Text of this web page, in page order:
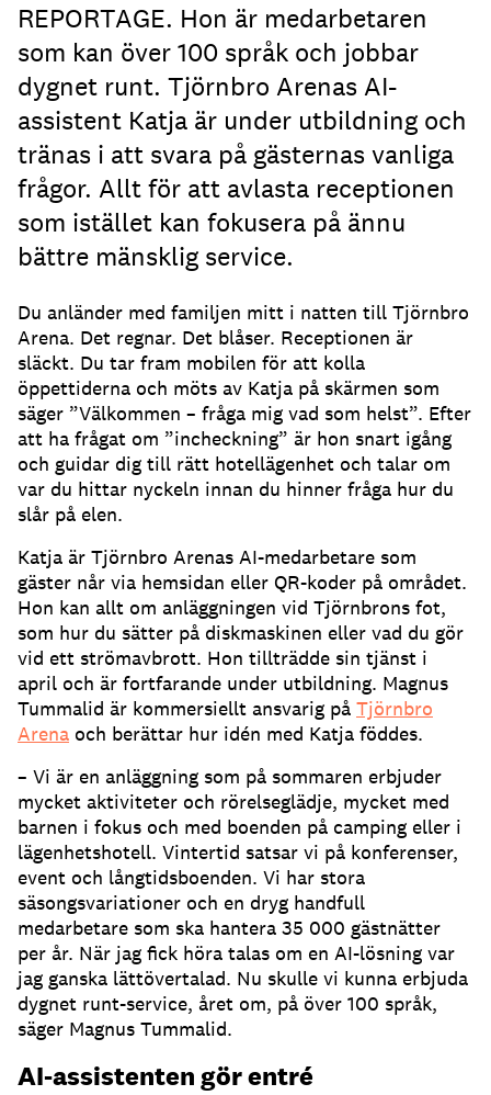
REPORTAGE. Hon är medarbetaren
som kan över 100 språk och jobbar
dygnet runt. Tjörnbro Arenas AI-
assistent Katja är under utbildning och
tränas i att svara på gästernas vanliga
frågor. Allt för att avlasta receptionen
som istället kan fokusera på ännu
bättre mänsklig service.
Du anländer med familjen mitt i natten till Tjörnbro
Arena. Det regnar. Det blåser. Receptionen är
släckt. Du tar fram mobilen för att kolla
öppettiderna och möts av Katja på skärmen som
säger ”Välkommen – fråga mig vad som helst”. Efter
att ha frågat om ”incheckning” är hon snart igång
och guidar dig till rätt hotellägenhet och talar om
var du hittar nyckeln innan du hinner fråga hur du
slår på elen.
Katja är Tjörnbro Arenas AI-medarbetare som
gäster når via hemsidan eller QR-koder på området.
Hon kan allt om anläggningen vid Tjörnbrons fot,
som hur du sätter på diskmaskinen eller vad du gör
vid ett strömavbrott. Hon tillträdde sin tjänst i
april och är fortfarande under utbildning. Magnus
Tummalid är kommersiellt ansvarig på Tjörnbro
Arena och berättar hur idén med Katja föddes.
– Vi är en anläggning som på sommaren erbjuder
mycket aktiviteter och rörelseglädje, mycket med
barnen i fokus och med boenden på camping eller i
lägenhetshotell. Vintertid satsar vi på konferenser,
event och långtidsboenden. Vi har stora
säsongsvariationer och en dryg handfull
medarbetare som ska hantera 35 000 gästnätter
per år. När jag fick höra talas om en AI-lösning var
jag ganska lättövertalad. Nu skulle vi kunna erbjuda
dygnet runt-service, året om, på över 100 språk,
säger Magnus Tummalid.
AI-assistenten gör entré